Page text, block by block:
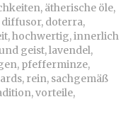
, ätherische öle,
diffusor, doterra,
,hochwertig,innerlich
geist,lavendel,
, pfefferminze,
, rein, sachgemäß
,vorteile,